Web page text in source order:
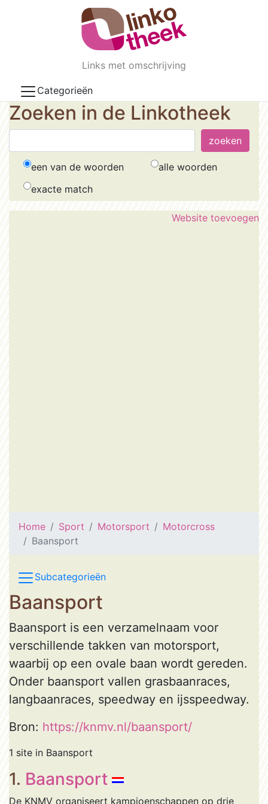
Skip to main content
Links met omschrijving
Categorieën
Zoeken in de Linkotheek
een van de woorden
alle woorden
exacte match
Website toevoegen
Home Sport Motorsport
Motorcross
Baansport
Subcategorieën
Baansport
Baansport is een verzamelnaam voor
verschillende takken van motorsport,
waarbij op een ovale baan wordt gereden.
Onder baansport vallen grasbaanraces,
langbaanraces, speedway en ijsspeedway.
Bron: https://knmv.nl/baansport/
1 site in Baansport
1. Baansport
De KNMV organiseert kampioenschappen op drie